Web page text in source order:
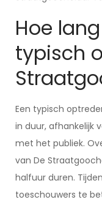
Hoe
typisch
Een typisch
in duur, afhankelijk
met het publiek.
van De
halfuur duren.
toeschouwers te